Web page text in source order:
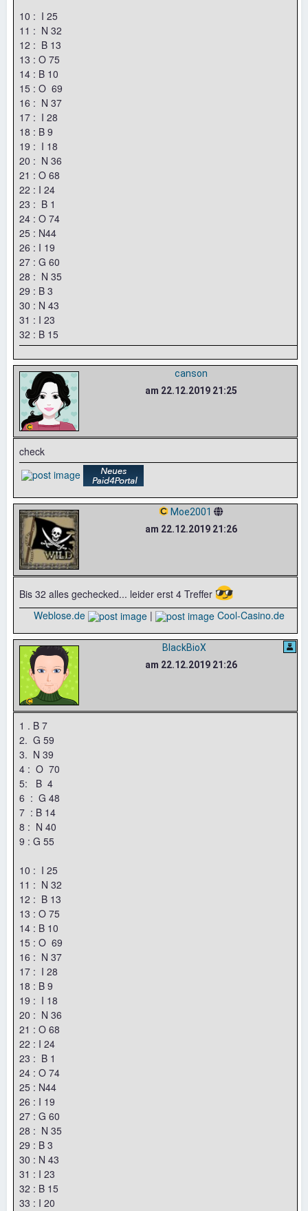
10 : I 25
11 : N 32
12 : B 13
13 : O 75
14 : B 10
15 : O 69
16 : N 37
17 : I 28
18 : B 9
19 : I 18
20 : N 36
21 : O 68
22 : I 24
23 : B 1
24 : O 74
25 : N44
26 : I 19
27 : G 60
28 : N 35
29 : B 3
30 : N 43
31 : I 23
32 : B 15
canson
am 22.12.2019 21:25
check
Moe2001
am 22.12.2019 21:26
Bis 32 alles gechecked... leider erst 4 Treffer 😎
Weblose.de | Cool-Casino.de
BlackBioX
am 22.12.2019 21:26
1 . B 7
2. G 59
3. N 39
4 : O 70
5: B 4
6 : G 48
7 : B 14
8 : N 40
9 : G 55
10 : I 25
11 : N 32
12 : B 13
13 : O 75
14 : B 10
15 : O 69
16 : N 37
17 : I 28
18 : B 9
19 : I 18
20 : N 36
21 : O 68
22 : I 24
23 : B 1
24 : O 74
25 : N44
26 : I 19
27 : G 60
28 : N 35
29 : B 3
30 : N 43
31 : I 23
32 : B 15
33 : I 20